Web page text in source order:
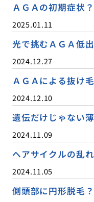
ＡＧＡの初期症状
2025.01.11
光で挑むＡＧＡ低
2024.12.27
ＡＧＡによる抜け
2024.12.10
遺伝だけじゃない
2024.11.09
ヘアサイクルの乱
2024.11.05
側頭部に円形脱毛